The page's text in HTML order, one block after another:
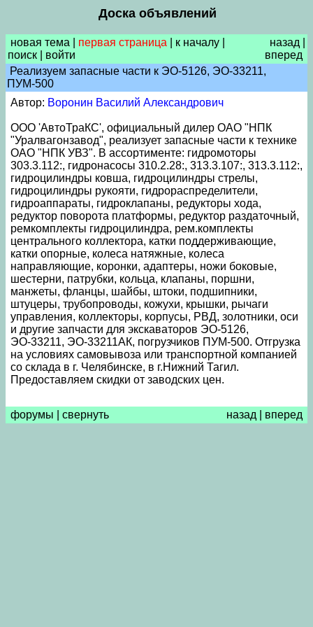
Доска объявлений
новая тема первая страница к началу
поиск
войти
назад
вперед
Реализуем запасные части к ЭО-5126, ЭО-33211,
ПУМ-500
Автор: Воронин Василий Александрович
ООО 'АвтоТраКС', официальный дилер ОАО "НПК
"Уралвагонзавод", реализует запасные части к технике
ОАО "НПК УВЗ". В ассортименте: гидромоторы
303.3.112:, гидронасосы 310.2.28:, 313.3.107:, 313.3.112:,
гидроцилиндры ковша, гидроцилиндры стрелы,
гидроцилиндры рукояти, гидрораспределители,
гидроаппараты, гидроклапаны, редукторы хода,
редуктор поворота платформы, редуктор раздаточный,
ремкомплекты гидроцилиндра, рем.комплекты
центрального коллектора, катки поддерживающие,
катки опорные, колеса натяжные, колеса
направляющие, коронки, адаптеры, ножи боковые,
шестерни, патрубки, кольца, клапаны, поршни,
манжеты, фланцы, шайбы, штоки, подшипники,
штуцеры, трубопроводы, кожухи, крышки, рычаги
управления, коллекторы, корпусы, РВД, золотники, оси
и другие запчасти для экскаваторов ЭО-5126,
ЭО-33211, ЭО-33211АК, погрузчиков ПУМ-500. Отгрузка
на условиях самовывоза или транспортной компанией
со склада в г. Челябинске, в г.Нижний Тагил.
Предоставляем скидки от заводских цен.
форумы свернуть назад вперед